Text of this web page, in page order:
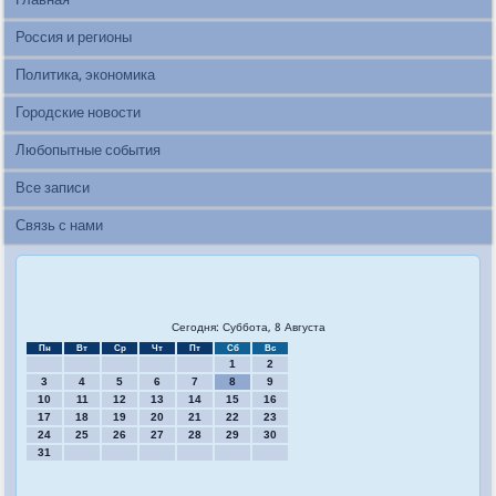
Россия и регионы
Политика, экономика
Городские новости
Любопытные события
Все записи
Связь с нами
Сегодня: Суббота, 8 Августа
Пн Вт Ср Чт Пт Сб Вс
1
2
3
4 5 6 7 8
9
10
11 12 13 14 15
16
17
18 19 20 21 22
23
24
25 26 27 28 29
30
31